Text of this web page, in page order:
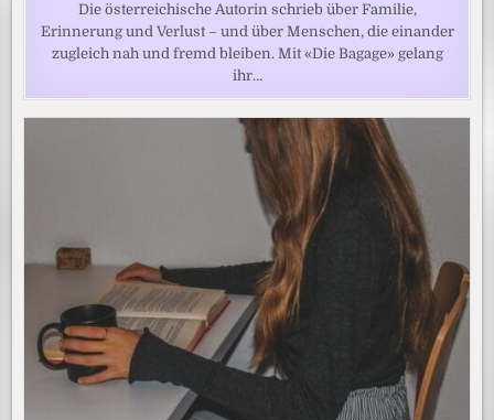
Die österreichische Autorin schrieb über Familie,
Erinnerung und Verlust – und über Menschen, die einander
zugleich nah und fremd bleiben. Mit «Die Bagage» gelang
ihr…